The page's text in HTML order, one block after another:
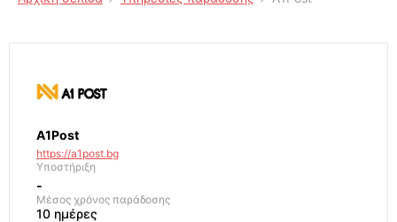
A1Post
https://a1post.bg
Υποστήριξη
-
Μέσος χρόνος παράδοσης
10 ημέρες